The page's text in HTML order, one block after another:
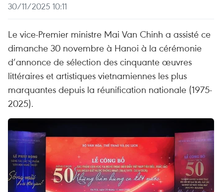
30/11/2025 10:11
Le vice-Premier ministre Mai Van Chinh a assisté ce
dimanche 30 novembre à Hanoi à la cérémonie
d’annonce de sélection des cinquante œuvres
littéraires et artistiques vietnamiennes les plus
marquantes depuis la réunification nationale (1975-
2025).